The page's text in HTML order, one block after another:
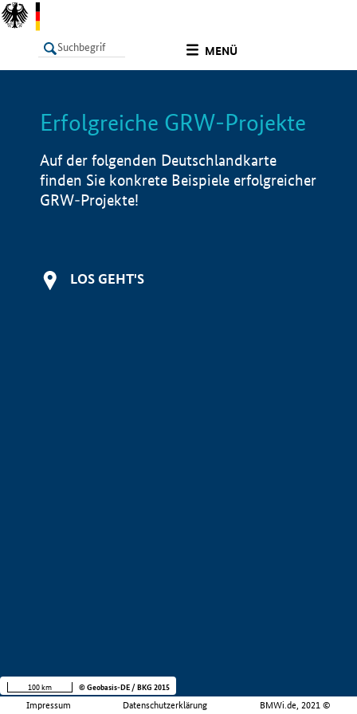
MENÜ
LISTE Info
Erfolgreiche GRW-Projekte
Auf der folgenden Deutschlandkarte
finden Sie konkrete Beispiele erfolgreicher
GRW-Projekte!
LOS GEHT'S
Impressum Datenschutzerklärung BMWi.de, 2021 ©
100 km © Geobasis-DE / BKG 2015